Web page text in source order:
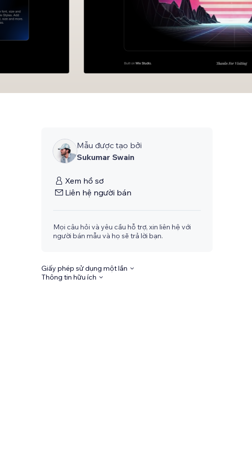
Mẫu được tạo bởi
Sukumar Swain
Xem hồ sơ
Liên hệ người bán
Mọi câu hỏi và yêu cầu hỗ trợ, xin liên hệ với
người bán mẫu và họ sẽ trả lời bạn.
Giấy phép sử dụng một lần
Thông tin hữu ích